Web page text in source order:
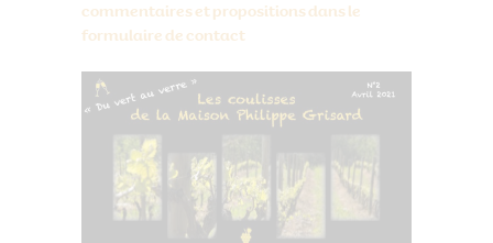
commentaires et propositions dans le
formulaire de contact